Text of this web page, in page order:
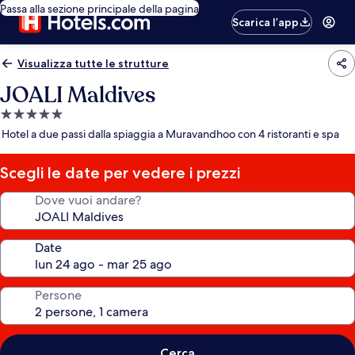
Passa alla sezione principale della pagina
Scarica l’app
Visualizza tutte le strutture
JOALI Maldives
Struttura
a
stelle
Hotel a due passi dalla spiaggia a Muravandhoo con 4 ristoranti e spa
Scegli le date per vedere i prezzi
Dove vuoi andare?
Date
Persone